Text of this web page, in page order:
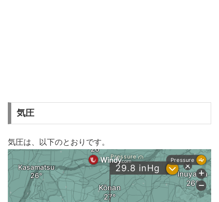
気圧
気圧は、以下のとおりです。